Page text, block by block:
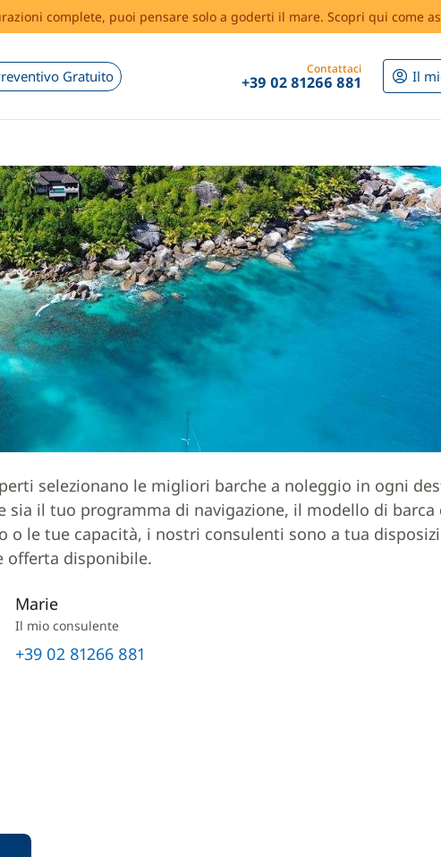
complete, puoi pensare solo a goderti il mare. Scopri qui come
Gratuito Contattaci
+39 02 81266 881 Il
selezionano le migliori barche a noleggio in ogni
sia il tuo programma di navigazione, il modello di
o le tue capacità, i nostri consulenti sono a tua
offerta disponibile.
Marie
Il mio consulente
+39 02 81266 881